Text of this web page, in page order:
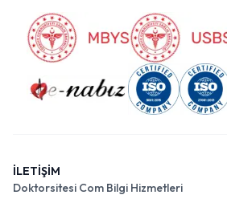
İLETİŞİM
Doktorsitesi Com Bilgi Hizmetleri